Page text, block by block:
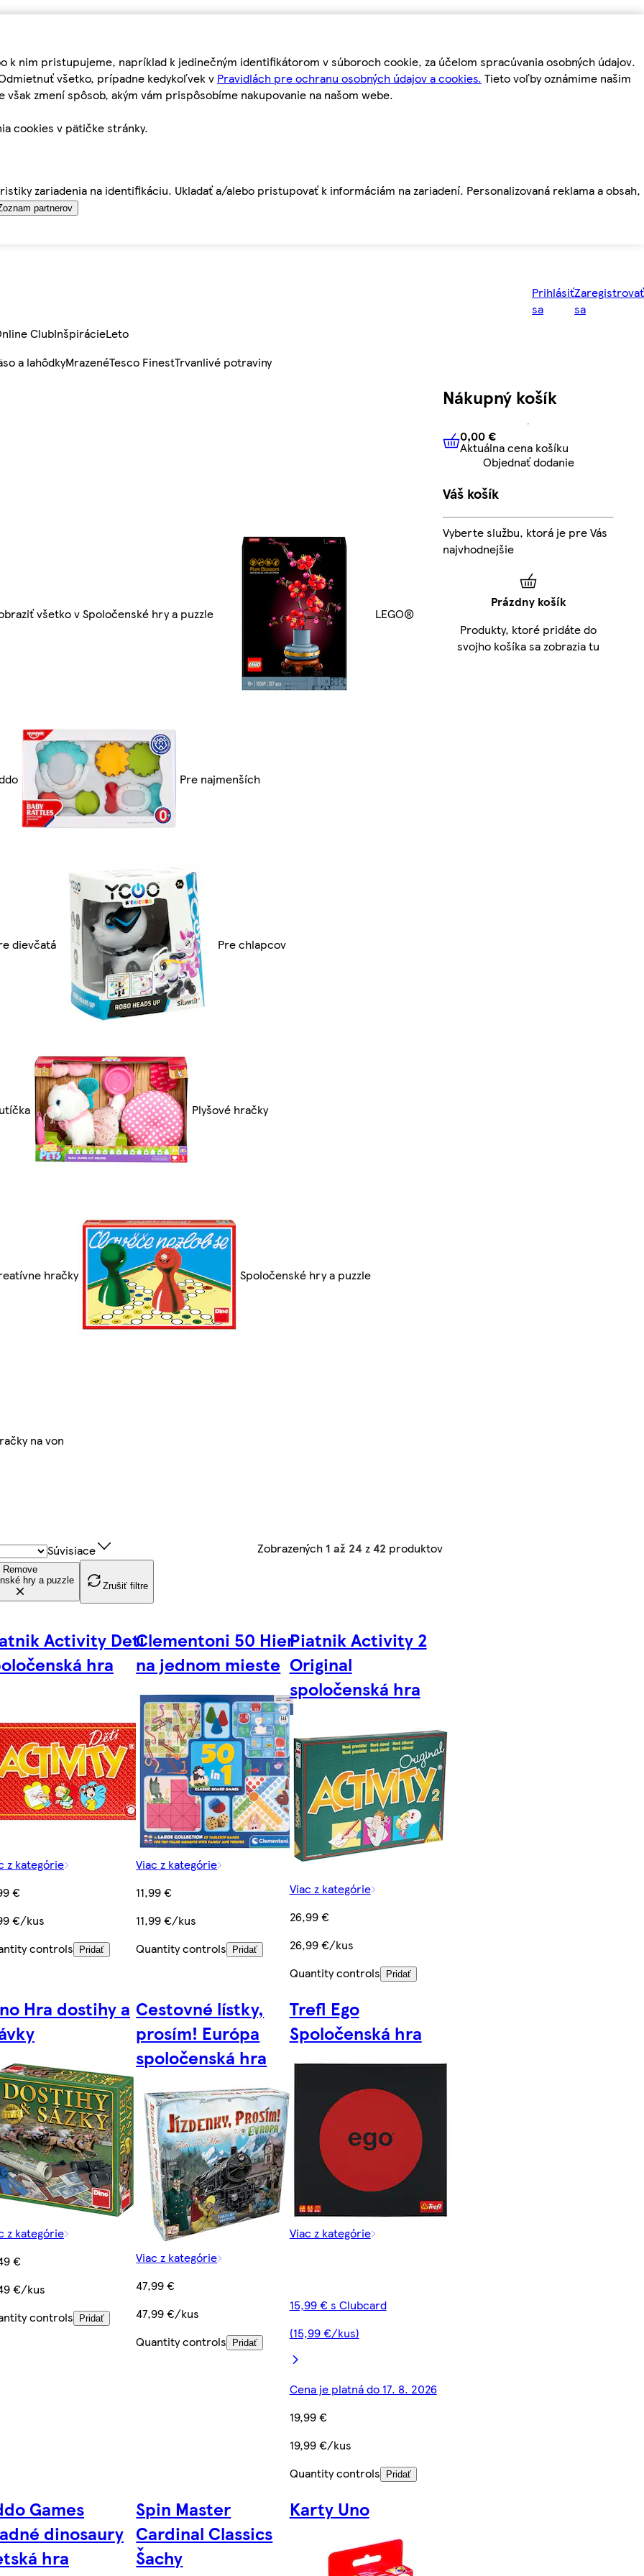
k nim pristupujeme, napríklad k jedinečným identifikátorom v súboroch cookie, za účelom spracúvania osobných údajov.
všetko, prípadne kedykoľvek v Pravidlách pre ochranu osobných údajov a cookies. Tieto voľby oznámime našim
zmení spôsob, akým vám prispôsobíme nakupovanie na našom webe.
cookies v pätičke stránky.
zariadenia na identifikáciu. Ukladať a/alebo pristupovať k informáciám na zariadení. Personalizovaná reklama a obsah,
partnerov
Prihlásiť
sa
Zaregistrovať
sa
ClubInšpirácieLeto
a lahôdkyMrazenéTesco FinestTrvanlivé potraviny
všetko v Spoločenské hry a puzzle LEGO®
Pre najmenších
dievčatá Pre chlapcov
Plyšové hračky
hračky Spoločenské hry a puzzle
na von
Súvisiace Zobrazených 1 až 24 z42 produktov
Remove
hry a puzzle
Zrušiť filtre
Activity Deti
hra
z kategórie
€
€/kus
controls
Pridať
Clementoni 50 Hier
na jednom mieste
Viac z kategórie
11,99 €
11,99 €/kus
Quantity controls
Pridať
Piatnik Activity 2
Original
spoločenská hra
Viac z kategórie
26,99 €
26,99 €/kus
Quantity controls
Pridať
Hra dostihy a
z kategórie
€
€/kus
controls
Pridať
Cestovné lístky,
prosím! Európa
spoločenská hra
Viac z kategórie
47,99 €
47,99 €/kus
Quantity controls
Pridať
Trefl Ego
Spoločenská hra
Viac z kategórie
15,99 € s Clubcard
(15,99 €/kus)
Cena je platná do 17. 8. 2026
19,99 €
19,99 €/kus
Quantity controls
Pridať
Games
dinosaury
hra
Spin Master
Cardinal Classics
Šachy
Karty Uno
Nákupný košík
0,00 € Aktuálna cena košíku
0,00 €
Aktuálna cena košíku
Objednať dodanie
Váš košík
Vyberte službu, ktorá je pre Vás
najvhodnejšie
Prázdny košík
Produkty, ktoré pridáte do
svojho košíka sa zobrazia tu